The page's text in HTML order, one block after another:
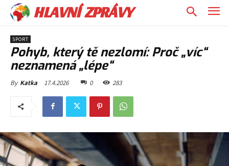
HLAVNÍ ZPRÁVY
SPORT
Pohyb, který tě nezlomí: Proč „víc“
neznamená „lépe“
By Katka 17.4.2026 0 283